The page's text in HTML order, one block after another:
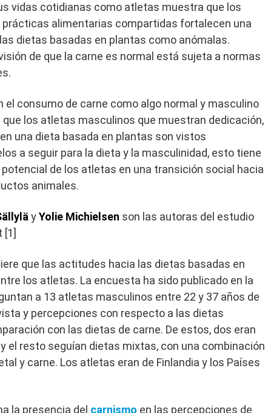
vidas cotidianas como atletas muestra que los
alimentarias compartidas fortalecen una
dietas basadas en plantas como anómalas.
de que la carne es normal está sujeta a normas
consumo de carne como algo normal y masculino
los atletas masculinos que muestran dedicación,
una dieta basada en plantas son vistos
a seguir para la dieta y la masculinidad, esto tiene
de los atletas en una transición social hacia
animales.
yYolie Michielsen son las autoras del estudio
[1]
que las actitudes hacia las dietas basadas en
los atletas. La encuesta ha sido publicado en la
a 13 atletas masculinos entre 22 y 37 años de
y percepciones con respecto a las dietas
con las dietas de carne. De estos, dos eran
el resto seguían dietas mixtas, con una combinación
y carne. Los atletas eran de Finlandia y los Países
la presencia del carnismo en las percepciones de